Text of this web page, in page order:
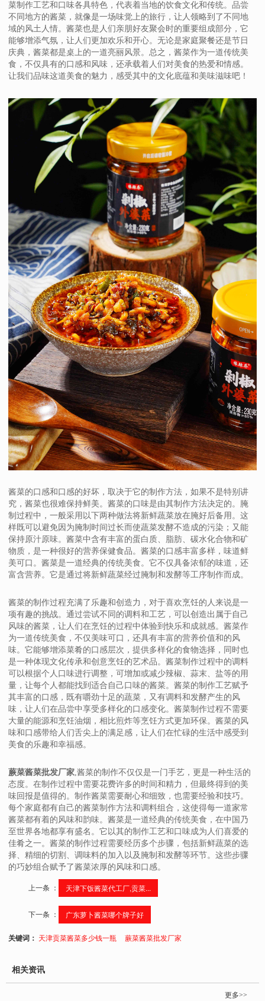
菜制作工艺和口味各具特色，代表着当地的饮食文化和传统。品尝
不同地方的酱菜，就像是一场味觉上的旅行，让人领略到了不同地
域的风土人情。酱菜也是人们亲朋好友聚会时的重要组成部分，它
能够增添气氛，让人们更加欢乐和开心。无论是家庭聚餐还是节日
庆典，酱菜都是桌上的一道亮丽风景。总之，酱菜作为一道传统美
食，不仅具有的口感和风味，还承载着人们对美食的热爱和情感。
让我们品味这道美食的魅力，感受其中的文化底蕴和美味滋味吧！
酱菜的口感和口感的好坏，取决于它的制作方法，如果不是特别讲
究，酱菜也很难保持鲜美。酱菜的口味是由其制作方法决定的。腌
制过程中，一般采用以下两种做法将新鲜蔬菜放在腌好后备用。这
样既可以避免因为腌制时间过长而使蔬菜发酵不造成的污染；又能
保持原汁原味。酱菜中含有丰富的蛋白质、脂肪、碳水化合物和矿
物质，是一种很好的营养保健食品。酱菜的口感丰富多样，味道鲜
美可口。酱菜是一道经典的传统美食。它不仅具备浓郁的味道，还
富含营养。它是通过将新鲜蔬菜经过腌制和发酵等工序制作而成。
酱菜的制作过程充满了乐趣和创造力，对于喜欢烹饪的人来说是一
项有趣的挑战。通过尝试不同的调料和工艺，可以创造出属于自己
风味的酱菜，让人们在烹饪的过程中体验到快乐和成就感。酱菜作
为一道传统美食，不仅美味可口，还具有丰富的营养价值和的风
味。它能够增添菜肴的口感层次，提供多样化的食物选择，同时也
是一种体现文化传承和创意烹饪的艺术品。酱菜制作过程中的调料
可以根据个人口味进行调整，可增加或减少辣椒、蒜末、盐等的用
量，让每个人都能找到适合自己口味的酱菜。酱菜的制作工艺赋予
其丰富的口感，既有嚼劲十足的蔬菜，又有调料和发酵产生的风
味，让人们在品尝中享受多样化的口感变化。酱菜制作过程不需要
大量的能源和烹饪油烟，相比煎炸等烹饪方式更加环保。酱菜的风
味和口感带给人们舌尖上的满足感，让人们在忙碌的生活中感受到
美食的乐趣和幸福感。
蕨菜酱菜批发厂家,酱菜的制作不仅仅是一门手艺，更是一种生活的
态度。在制作过程中需要花费许多的时间和精力，但最终得到的美
味回报是值得的。制作酱菜需要耐心和细致，也需要经验和技巧。
每个家庭都有自己的酱菜制作方法和调料组合，这使得每一道家常
酱菜都有着的风味和韵味。酱菜是一道经典的传统美食，在中国乃
至世界各地都享有盛名。它以其的制作工艺和口味成为人们喜爱的
佳肴之一。酱菜的制作过程需要经历多个步骤，包括新鲜蔬菜的选
择、精细的切割、调味料的加入以及腌制和发酵等环节。这些步骤
的巧妙组合赋予了酱菜浓厚的风味和口感。
上一条 ： 天津下饭酱菜代工厂,贡菜...
下一条 ： 广东萝卜酱菜哪个牌子好
关键词： 天津贡菜酱菜多少钱一瓶 蕨菜酱菜批发厂家
相关资讯
更多>>